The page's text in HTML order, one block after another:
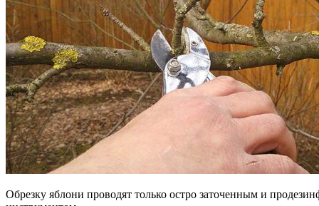
Обрезку яблони проводят только остро заточенным и